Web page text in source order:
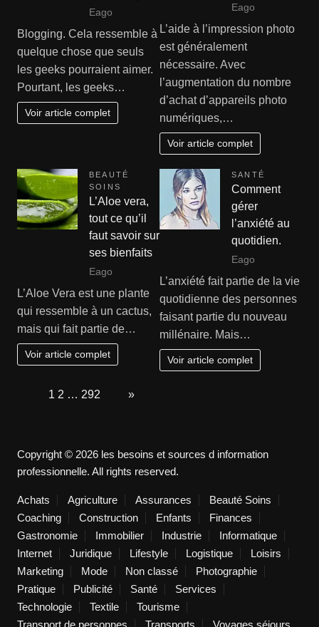
Eago
Blogging. Cela ressemble à
quelque chose que seuls
les geeks pourraient aimer.
Pourtant, les geeks…
Voir article complet
Eago
L’aide à l’impression photo
est généralement
nécessaire. Avec
l’augmentation du nombre
d’achat d’appareils photo
numériques,…
Voir article complet
BEAUTÉ
SOINS
L’Aloe vera,
tout ce qu’il
faut savoir sur
ses bienfaits
Eago
L’Aloe Vera est une plante
qui ressemble à un cactus,
mais qui fait partie de…
Voir article complet
SANTÉ
Comment
gérer
l’anxiété au
quotidien.
Eago
L’anxiété fait partie de la vie
quotidienne des personnes
faisant partie du nouveau
millénaire. Mais…
Voir article complet
1 2 … 292 »
Copyright © 2026 les besoins et sources d information
professionnelle. All rights reserved.
Achats Agriculture Assurances
Beauté Soins
Coaching
Construction Enfants
Finances
Gastronomie
Immobilier Industrie
Informatique
Internet
Juridique Lifestyle Logistique
Loisirs
Marketing
Mode Non classé
Photographie
Pratique
Publicité Santé
Services
Technologie
Textile
Tourisme
Transport de personnes
Transports Voyages séjours